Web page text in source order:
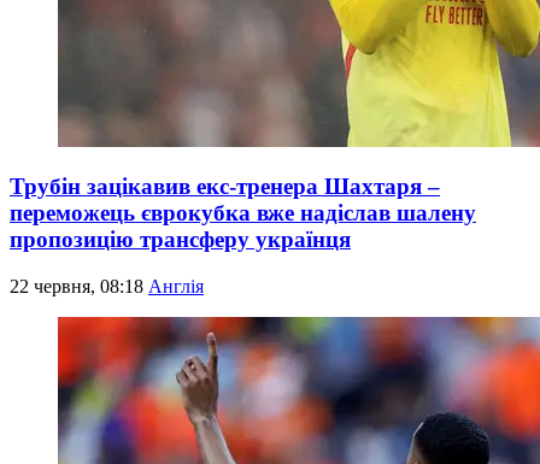
Трубін зацікавив екс-тренера Шахтаря –
переможець єврокубка вже надіслав шалену
пропозицію трансферу українця
22 червня, 08:18 Англія